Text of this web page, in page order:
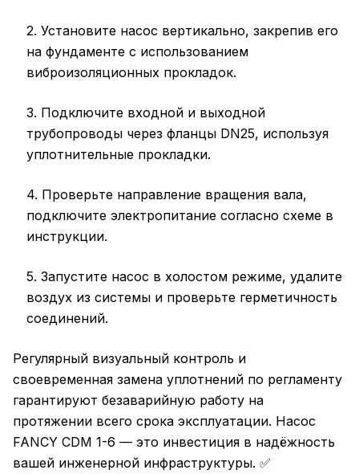
2. Установите насос вертикально, закрепив его
на фундаменте с использованием
виброизоляционных прокладок.
3. Подключите входной и выходной
трубопроводы через фланцы DN25, используя
уплотнительные прокладки.
4. Проверьте направление вращения вала,
подключите электропитание согласно схеме в
инструкции.
5. Запустите насос в холостом режиме, удалите
воздух из системы и проверьте герметичность
соединений.
Регулярный визуальный контроль и
своевременная замена уплотнений по регламенту
гарантируют безаварийную работу на
протяжении всего срока эксплуатации. Насос
FANCY CDM 1-6 — это инвестиция в надёжность
вашей инженерной инфраструктуры. ✅